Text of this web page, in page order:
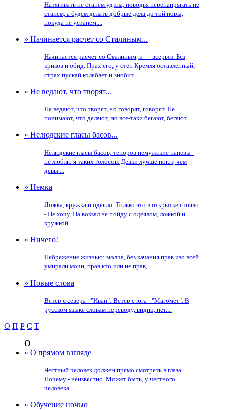
Натягивать не станем удила, поводья перенапрягать не
станем, а будем делать добрые дела до той поры,
покуда не устанем....
» Начинается расчет со Сталиным...
Начинается расчет со Сталиным, и — всерьез. Без
криков и обид. Прах его, у стен Кремля оставленный,
страх пускай колеблет и знобит....
» Не ведают, что творят...
Не ведают, что творят, но говорят, говорят. Не
понимают, что делают, но все-таки бегают, бегают....
» Нелюдские гласы басов...
Нелюдские гласы басов, теноров немужские напевы -
не люблю я таких голосов. Девки лучше поют, чем
девы....
» Немка
Ложка, кружка и одеяло. Только это в открытке стояло.
- Не хочу. На вокзал не пойду с одеялом, ложкой и
кружкой....
» Ничего!
Небрежение жизнью: молча, без качания прав изо всей
умирали мочи, прав кто или не прав,...
» Новые слова
Ветер с севера - "Иван". Ветер с юга - "Магомет". В
русском языке словам переводу, видно, нет....
О П Р С Т
О
» О прямом взгляде
Честный человек должен прямо смотреть в глаза.
Почему - неизвестно. Может быть, у честного
человека...
» Обучение ночью